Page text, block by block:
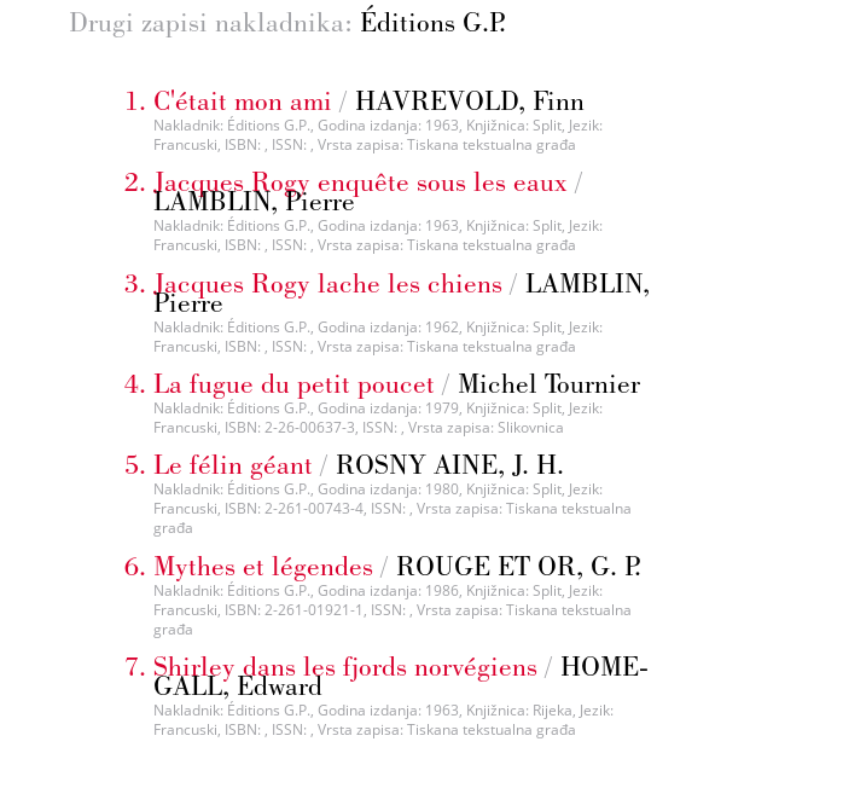
Drugi zapisi nakladnika: Éditions G.P.
C'était mon ami / HAVREVOLD, Finn
Nakladnik: Éditions G.P., Godina izdanja: 1963, Knjižnica: Split, Jezik:
Francuski, ISBN: , ISSN: , Vrsta zapisa: Tiskana tekstualna građa
Jacques Rogy enquête sous les eaux /
LAMBLIN, Pierre
Nakladnik: Éditions G.P., Godina izdanja: 1963, Knjižnica: Split, Jezik:
Francuski, ISBN: , ISSN: , Vrsta zapisa: Tiskana tekstualna građa
Jacques Rogy lache les chiens / LAMBLIN,
Pierre
Nakladnik: Éditions G.P., Godina izdanja: 1962, Knjižnica: Split, Jezik:
Francuski, ISBN: , ISSN: , Vrsta zapisa: Tiskana tekstualna građa
La fugue du petit poucet / Michel Tournier
Nakladnik: Éditions G.P., Godina izdanja: 1979, Knjižnica: Split, Jezik:
Francuski, ISBN: 2-26-00637-3, ISSN: , Vrsta zapisa: Slikovnica
Le félin géant / ROSNY AINE, J. H.
Nakladnik: Éditions G.P., Godina izdanja: 1980, Knjižnica: Split, Jezik:
Francuski, ISBN: 2-261-00743-4, ISSN: , Vrsta zapisa: Tiskana tekstualna
građa
Mythes et légendes / ROUGE ET OR, G. P.
Nakladnik: Éditions G.P., Godina izdanja: 1986, Knjižnica: Split, Jezik:
Francuski, ISBN: 2-261-01921-1, ISSN: , Vrsta zapisa: Tiskana tekstualna
građa
Shirley dans les fjords norvégiens / HOME-
GALL, Edward
Nakladnik: Éditions G.P., Godina izdanja: 1963, Knjižnica: Rijeka, Jezik:
Francuski, ISBN: , ISSN: , Vrsta zapisa: Tiskana tekstualna građa